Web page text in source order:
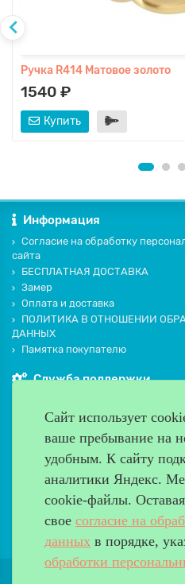
Ручка R414 Матовое золото
1540 ₽
Купить
Информация
Согласие на обработку
сайта
БЕСПЛАТНАЯ ДОСТАВКА
Замер
Оплата и доставка
ПОЛИТИКА В ОТНОШЕНИИ
ДАННЫХ
Памятка покупателю
Служба поддержки
Производители
Дополнительно
Наш адрес
Работаем с 9:00 до 20:00
8 (499) 685-33-26
Сайт использует
ваше пребывание на
удобным. К cайту
аналитики Яндекс.
cookie-файлы.
свое согласие на
данных в порядке,
обработки